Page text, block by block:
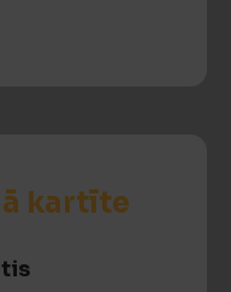
kartīte